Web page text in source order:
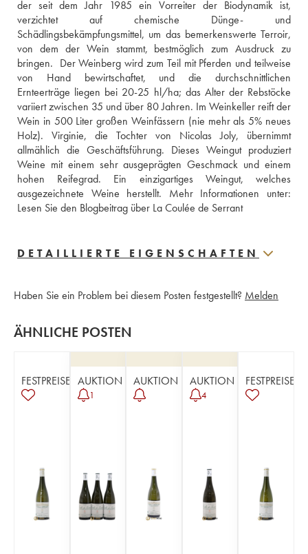
der seit dem Jahr 1985 ein Vorreiter der Biodynamik ist,
verzichtet auf chemische Dünge- und
Schädlingsbekämpfungsmittel, um das bemerkenswerte Terroir,
von dem der Wein stammt, bestmöglich zum Ausdruck zu
bringen.  Der Weinberg wird zum Teil mit Pferden und teilweise
von Hand bewirtschaftet, und die durchschnittlichen
Ernteerträge liegen bei 20-25 hl/ha; das Alter der Rebstöcke
variiert zwischen 35 und über 80 Jahren. Im Weinkeller reift der
Wein in 500 Liter großen Weinfässern (nie mehr als 5% neues
Holz). Virginie, die Tochter von Nicolas Joly, übernimmt
allmählich die Geschäftsführung. Dieses Weingut produziert
Weine mit einem sehr ausgeprägten Geschmack und einem
hohen Reifegrad. Ein einzigartiges Weingut, welches
Lesen Sie den Blogbeitrag über La Coulée de Serrant
DETAILLIERTE EIGENSCHAFTEN
Haben Sie ein Problem bei diesem Posten festgestellt? Melden
ÄHNLICHE POSTEN
FESTPREISE AUKTION
1
AUKTION AUKTION
4
FESTPREISE